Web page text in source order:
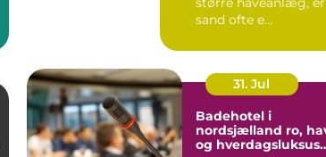
sand ofte e...
31. Jul
Badehotel i
nordsjælland ro, hav
og hverdagsluksus